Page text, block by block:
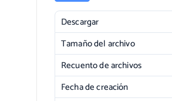
Descargar
Tamaño del archivo
Recuento de archivos
Fecha de creación